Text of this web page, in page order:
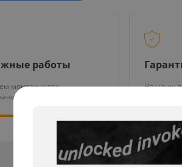
работы
монтаж и тех.
оборудования
На нашу